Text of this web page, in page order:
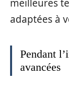
meilleures
adaptées à
Pendant
avancées